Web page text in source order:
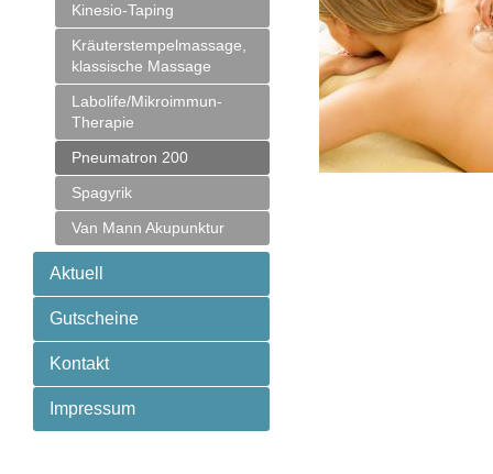
Kinesio-Taping
Kräuterstempelmassage,
klassische Massage
Labolife/Mikroimmun-
Therapie
Pneumatron 200
Spagyrik
Van Mann Akupunktur
Aktuell
Gutscheine
Kontakt
Impressum